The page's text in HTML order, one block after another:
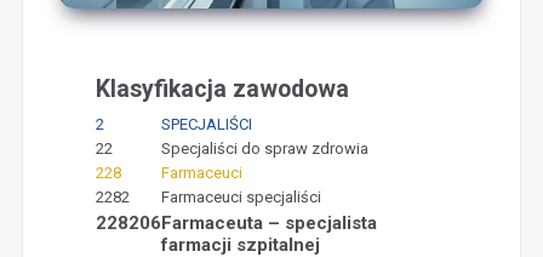
Klasyfikacja zawodowa
2
SPECJALIŚCI
22
Specjaliści do spraw zdrowia
228
Farmaceuci
2282
Farmaceuci specjaliści
228206Farmaceuta – specjalista
farmacji szpitalnej